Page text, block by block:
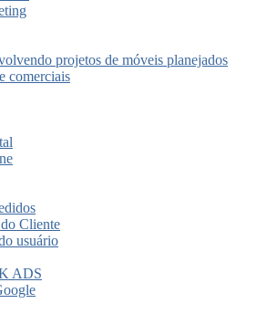
projetos de móveis planejados
comerciais
Cliente
usuário
ADS